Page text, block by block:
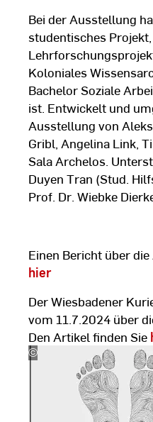
Bei der Ausstellung
studentisches
Koloniales
Bachelor Soziale
ist. Entwickelt und
Ausstellung von
Gribl, Angelina Link,
Sala Archelos.
Duyen Tran (Stud.
Prof. Dr. Wiebke
Einen Bericht über
hier
Der Wiesbadener
vom 11.7.2024 über
Den Artikel finden Sie
©
Prof.